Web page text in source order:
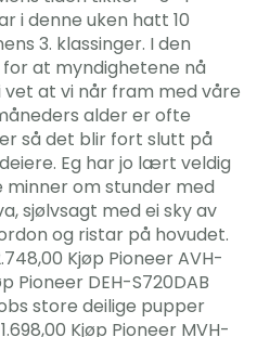
i denne uken hatt 10
3. klassinger. I den
at myndighetene nå
vet at vi når fram med våre
alder er ofte
så det blir fort slutt på
Eg har jo lært veldig
minner om stunder med
sjølvsagt med ei sky av
og ristar på hovudet.
Kjøp Pioneer AVH-
Pioneer DEH-S720DAB
store deilige pupper
Kjøp Pioneer MVH-